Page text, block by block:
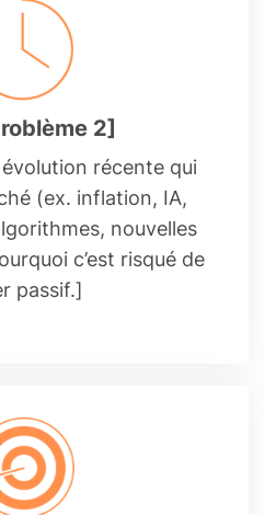
2]
récente qui
(ex. inflation, IA,
nouvelles
c’est risqué de
passif.]